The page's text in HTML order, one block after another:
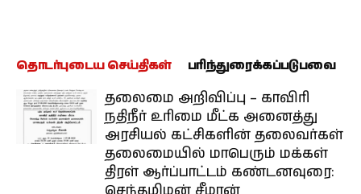
தொடர்புடைய செய்திகள் பரிந்துரைக்கப்படுபவை
தலைமை அறிவிப்பு – காவிரி
நதிநீர் உரிமை மீட்க அனைத்து
அரசியல் கட்சிகளின் தலைவர்கள்
தலைமையில் மாபெரும் மக்கள்
திரள் ஆர்ப்பாட்டம் கண்டனவுரை: